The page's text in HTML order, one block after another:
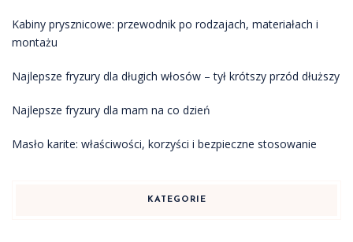
Kabiny prysznicowe: przewodnik po rodzajach, materiałach i
montażu
Najlepsze fryzury dla długich włosów – tył krótszy przód dłuższy
Najlepsze fryzury dla mam na co dzień
Masło karite: właściwości, korzyści i bezpieczne stosowanie
KATEGORIE